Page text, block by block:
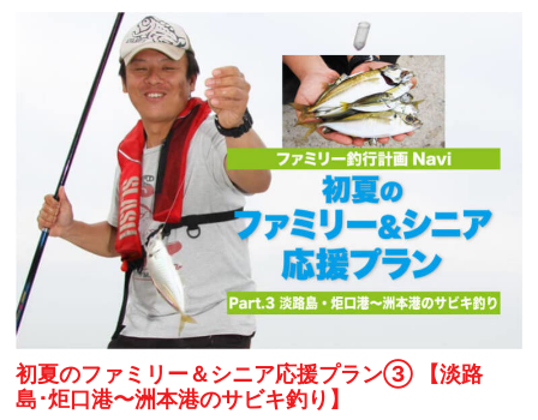
初夏のファミリー＆シニア応援プラン③ 【淡路
島･炬口港〜洲本港のサビキ釣り】